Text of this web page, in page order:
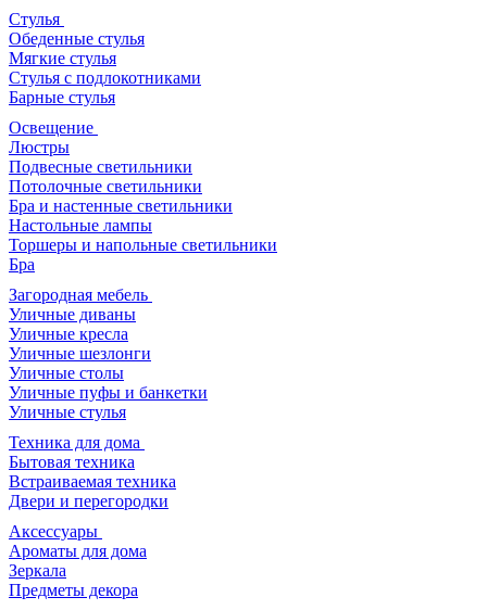
Стулья
Обеденные стулья
Мягкие стулья
Стулья с подлокотниками
Барные стулья
Освещение
Люстры
Подвесные светильники
Потолочные светильники
Бра и настенные светильники
Настольные лампы
Торшеры и напольные светильники
Бра
Загородная мебель
Уличные диваны
Уличные кресла
Уличные шезлонги
Уличные столы
Уличные пуфы и банкетки
Уличные стулья
Техника для дома
Бытовая техника
Встраиваемая техника
Двери и перегородки
Аксессуары
Ароматы для дома
Зеркала
Предметы декора